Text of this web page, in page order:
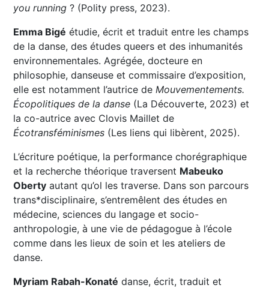
you running ? (Polity press, 2023).
Emma Bigé étudie, écrit et traduit entre les champs
de la danse, des études queers et des inhumanités
environnementales. Agrégée, docteure en
philosophie, danseuse et commissaire d’exposition,
elle est notamment l’autrice de Mouvementements.
Écopolitiques de la danse (La Découverte, 2023) et
la co-autrice avec Clovis Maillet de
Écotransféminismes (Les liens qui libèrent, 2025).
L’écriture poétique, la performance chorégraphique
et la recherche théorique traversent Mabeuko
Oberty autant qu’ol les traverse. Dans son parcours
trans*disciplinaire, s’entremêlent des études en
médecine, sciences du langage et socio-
anthropologie, à une vie de pédagogue à l’école
comme dans les lieux de soin et les ateliers de
danse.
Myriam Rabah-Konaté danse, écrit, traduit et